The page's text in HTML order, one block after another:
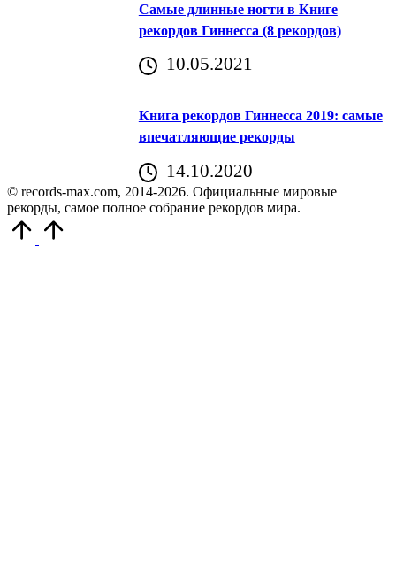
Самые длинные ногти в Книге
рекордов Гиннесса (8 рекордов)
10.05.2021
Книга рекордов Гиннесса 2019: самые
впечатляющие рекорды
14.10.2020
© records-max.com, 2014-2026. Официальные мировые
рекорды, самое полное собрание рекордов мира.